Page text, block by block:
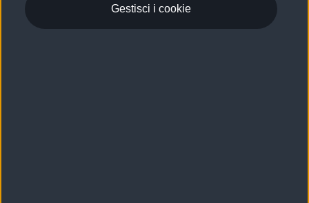
Gestisci i cookie